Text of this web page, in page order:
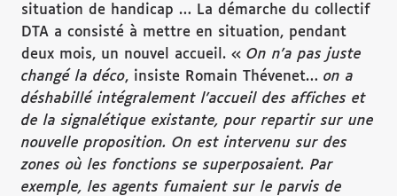
situation de handicap … La démarche du collectif
DTA a consisté à mettre en situation, pendant
deux mois, un nouvel accueil. « On n’a pas juste
changé la déco, insiste Romain Thévenet… on a
déshabillé intégralement l’accueil des affiches et
de la signalétique existante, pour repartir sur une
nouvelle proposition. On est intervenu sur des
zones où les fonctions se superposaient. Par
exemple, les agents fumaient sur le parvis de